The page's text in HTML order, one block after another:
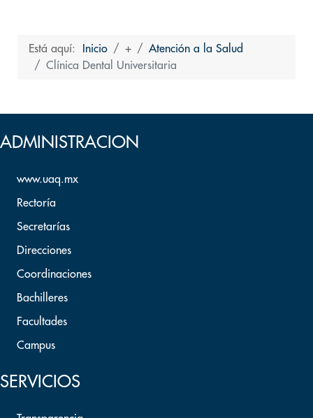
Está aquí: Inicio +
Atención a la Salud
Clínica Dental Universitaria
ADMINISTRACION
www.uaq.mx
Rectoría
Secretarías
Direcciones
Coordinaciones
Bachilleres
Facultades
Campus
SERVICIOS